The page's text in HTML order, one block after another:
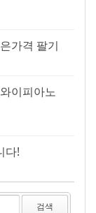
가격 팔기
이피아노
다!
검색